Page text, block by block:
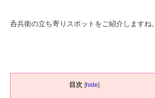
呑兵衛の立ち寄りスポットをご紹介しますね。
目次 [hide]